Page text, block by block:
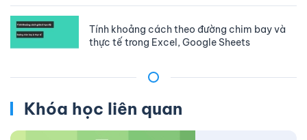
Tính khoảng cách theo đường chim bay và
thực tế trong Excel, Google Sheets
Khóa học liên quan